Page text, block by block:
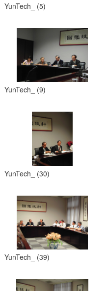
YunTech_ (5)
YunTech_ (9)
YunTech_ (30)
YunTech_ (39)